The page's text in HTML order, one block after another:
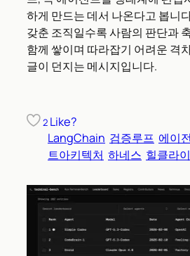
하게 만드는 데서 나온다고 봅니
갖춘 조직일수록 사람의 판단과
함께 쌓이며 따라잡기 어려운 격
글이 던지는 메시지입니다.
2 Like?
LangChain 검증루프 에이
트아키텍처 하네스 힐클라